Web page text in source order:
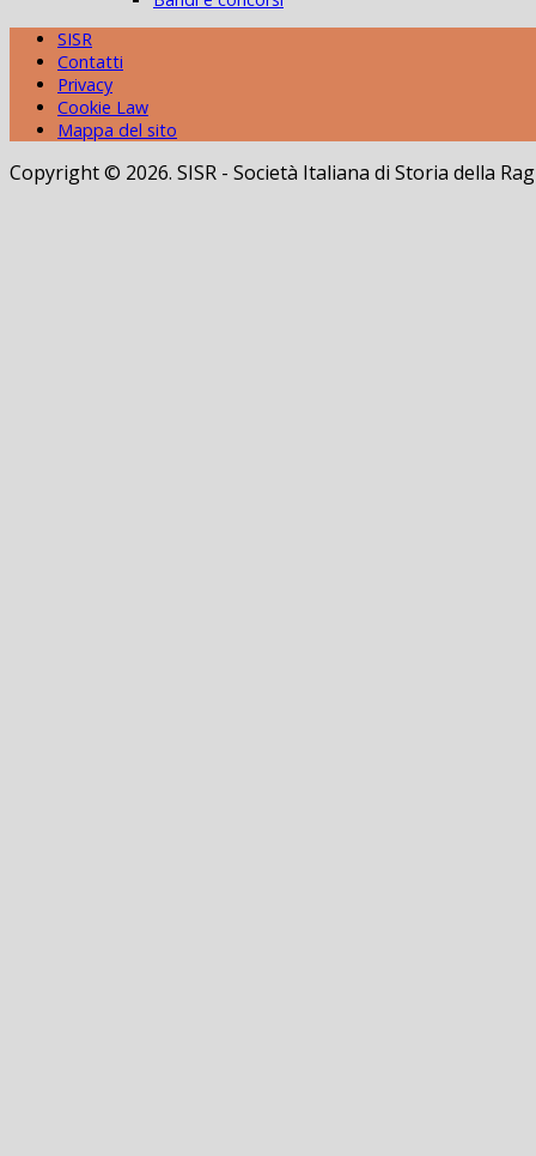
SISR
Contatti
Privacy
Cookie Law
Mappa del sito
Copyright © 2026. SISR - Società Italiana di Storia della